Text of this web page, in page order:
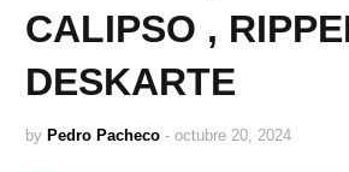
CALIPSO ,
DESKARTE
by Pedro Pacheco - octubre 20, 2024